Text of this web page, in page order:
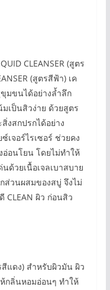
CLEANSER (สูตร
(สูตรสีฟ้า) เค
มขนได้อย่างล้ำลึก
เป็นสิวง่าย ด้วยสูตร
งสกปรกได้อย่าง
จอร์ไรเซอร์ ช่วยคง
อนโยน โดยไม่ทำให้
ด้วยเนื้อเจลเบาสบาย
ส่วนผสมของสบู่ จึงไม่
CLEAN ผิว ก่อนสิว
สีแดง) สำหรับผิวมัน ผิว
กลิ่นหอมอ่อนๆ ทำให้